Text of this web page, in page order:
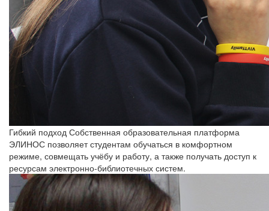
Гибкий подход Собственная образовательная платформа
ЭЛИНОС позволяет студентам обучаться в комфортном
режиме, совмещать учёбу и работу, а также получать доступ к
ресурсам электронно-библиотечных систем.